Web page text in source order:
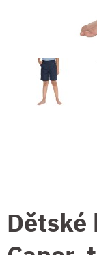
Dětské